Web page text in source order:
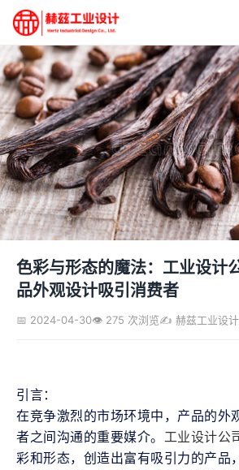
色彩与形态的魔法：工业设计
品外观设计吸引消费者
📅 2024-04-30👁️ 275 次浏览✍️ 赫兹工业设计
引言：
在竞争激烈的市场环境中，产品的外
者之间沟通的重要媒介。 工业设计公
彩和形态，创造出富有吸引力的产品